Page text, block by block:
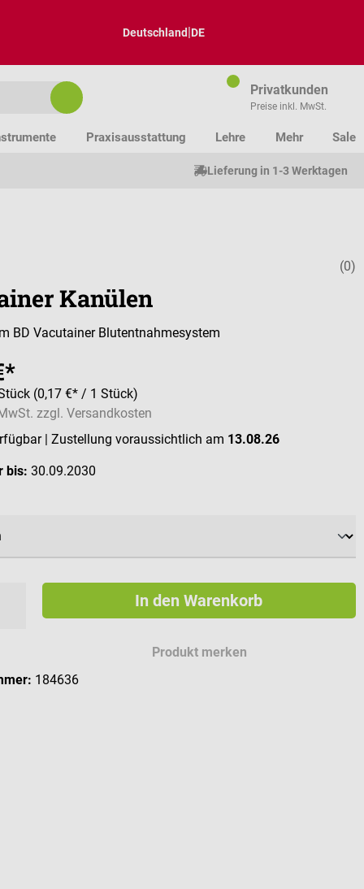
Deutschland|DE
Privatkunden
Preise inkl. MwSt.
Praxisausstattung Lehre Mehr Sale
Lieferung in 1-3 Werktagen
(0)
Kanülen
BD Vacutainer Blutentnahmesystem
(0,17 €* / 1 Stück)
zzgl. Versandkosten
| Zustellung voraussichtlich am 13.08.26
bis: 30.09.2030
In den Warenkorb
Produkt merken
184636